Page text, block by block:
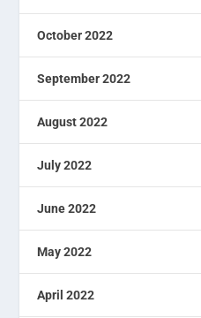
October 2022
September 2022
August 2022
July 2022
June 2022
May 2022
April 2022